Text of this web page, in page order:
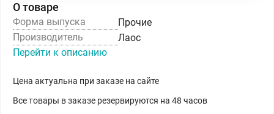
О товаре
Форма выпуска
Прочие
Производитель
Лаос
Перейти к описанию
Цена актуальна при заказе на сайте
Все товары в заказе резервируются на 48 часов